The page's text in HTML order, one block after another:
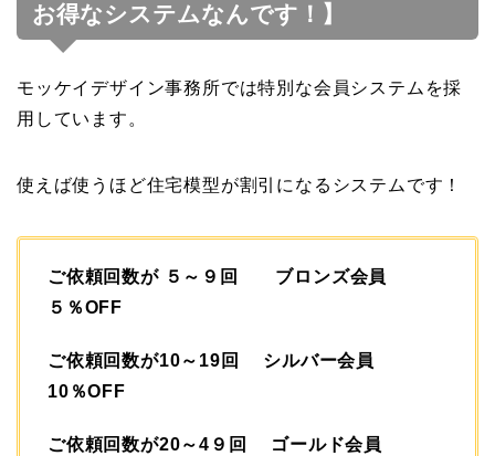
お得なシステムなんです！】
モッケイデザイン事務所では特別な会員システムを採
用しています。
使えば使うほど住宅模型が割引になるシステムです！
ご依頼回数が ５～９回 ブロンズ会員
５％OFF
ご依頼回数が10～19回 シルバー会員
10％OFF
ご依頼回数が20～4９回 ゴールド会員